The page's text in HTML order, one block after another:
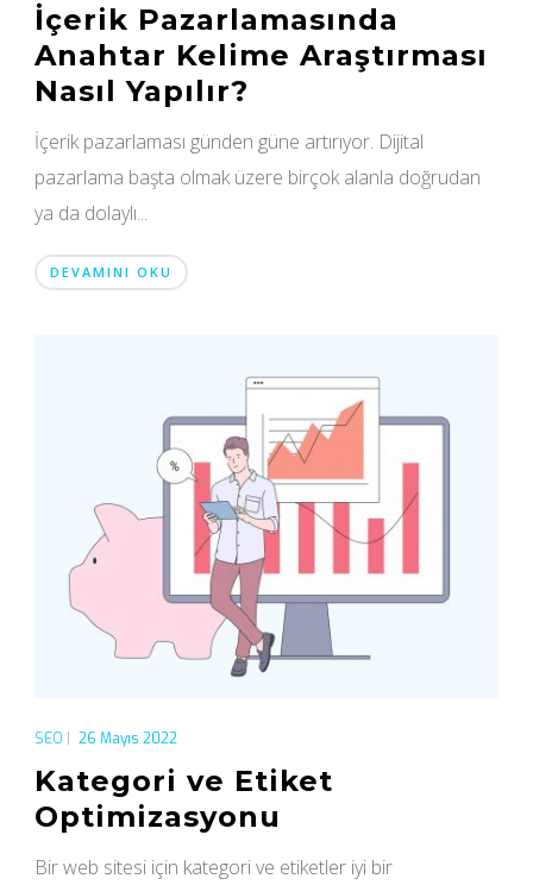
İçerik Pazarlamasında
Anahtar Kelime Araştırması
Nasıl Yapılır?
İçerik pazarlaması günden güne artırıyor. Dijital
pazarlama başta olmak üzere birçok alanla doğrudan
ya da dolaylı...
DEVAMINI OKU
SEO 26 Mayıs 2022
Kategori ve Etiket
Optimizasyonu
Bir web sitesi için kategori ve etiketler iyi bir